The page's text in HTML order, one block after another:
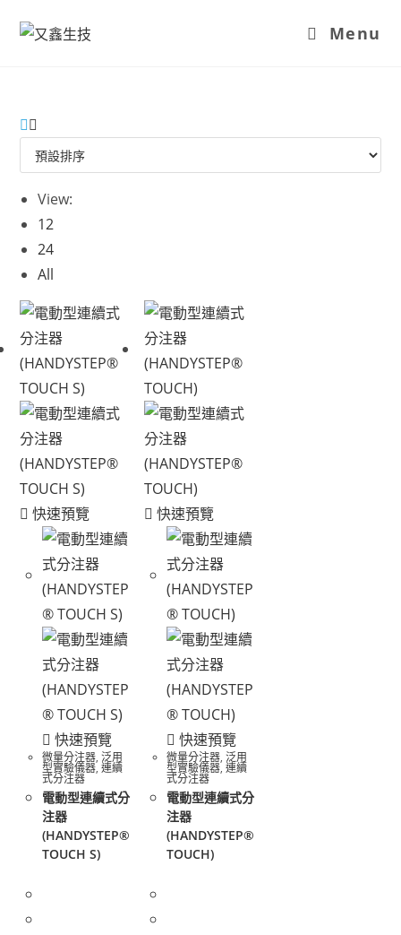
Menu
View:
12
24
All
快速預覽
快速預覽
微量分注器,泛用
型實驗儀器,連續
式分注器
電動型連續式分
注器
(HANDYSTEP®
TOUCH S)
快速預覽
快速預覽
微量分注器, 泛用
型實驗儀器, 連續
式分注器
電動型連續式分
注器
(HANDYSTEP®
TOUCH)